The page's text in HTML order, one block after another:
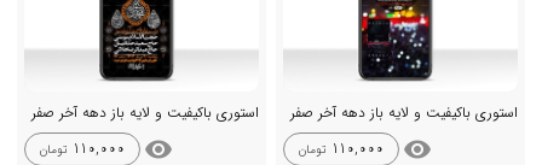
استوری باکیفیت و لایه باز دهه آخر صفر
visibility
110,000 تومان
استوری باکیفیت و لایه باز دهه آخر صفر
visibility
110,000 تومان